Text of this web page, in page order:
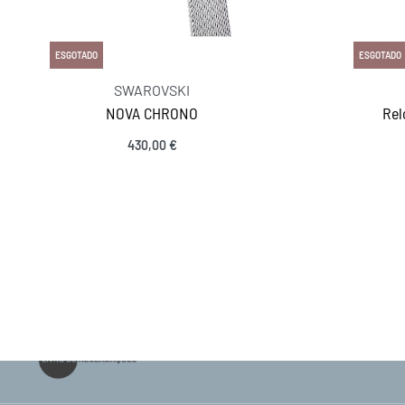
ESGOTADO
SWAROVSKI
NOVA CHRONO
430,00€
ESGOTADO